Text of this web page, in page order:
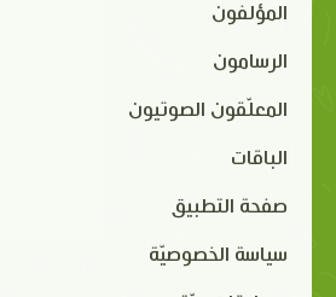
المؤلفون
الرسامون
المعلّقون الصوتيون
الباقات
صفحة التطبيق
سياسة الخصوصيّة